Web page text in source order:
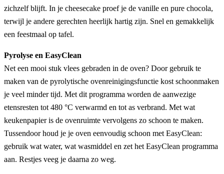
zichzelf blijft. In je cheesecake proef je de vanille en pure chocola,
terwijl je andere gerechten heerlijk hartig zijn. Snel en gemakkelijk
een feestmaal op tafel.
Pyrolyse en EasyClean
Net een mooi stuk vlees gebraden in de oven? Door gebruik te
maken van de pyrolytische ovenreinigingsfunctie kost schoonmaken
je veel minder tijd. Met dit programma worden de aanwezige
etensresten tot 480 °C verwarmd en tot as verbrand. Met wat
keukenpapier is de ovenruimte vervolgens zo schoon te maken.
Tussendoor houd je je oven eenvoudig schoon met EasyClean:
gebruik wat water, wat wasmiddel en zet het EasyClean programma
aan. Restjes veeg je daarna zo weg.